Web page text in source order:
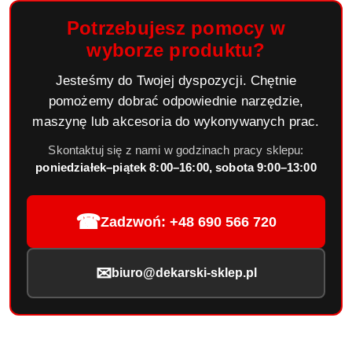
Potrzebujesz pomocy w
wyborze produktu?
Jesteśmy do Twojej dyspozycji. Chętnie
pomożemy dobrać odpowiednie narzędzie,
maszynę lub akcesoria do wykonywanych prac.
Skontaktuj się z nami w godzinach pracy sklepu:
poniedziałek–piątek 8:00–16:00, sobota 9:00–13:00
☎Zadzwoń: +48 690 566 720
✉ biuro@dekarski-sklep.pl